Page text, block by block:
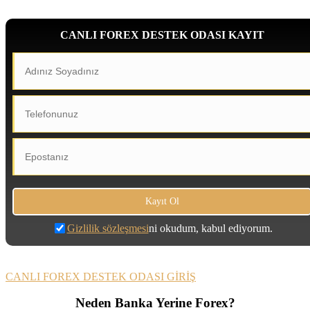
CANLI FOREX DESTEK ODASI KAYIT
Gizlilik sözleşmesini okudum, kabul ediyorum.
CANLI FOREX DESTEK ODASI GİRİŞ
Neden Banka Yerine Forex?